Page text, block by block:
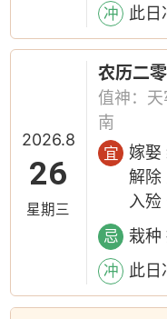
冲 此日
2026.8
26
星期三
农历二
值神：天
南
宜
嫁娶
解
入殓
忌 栽种
冲 此日